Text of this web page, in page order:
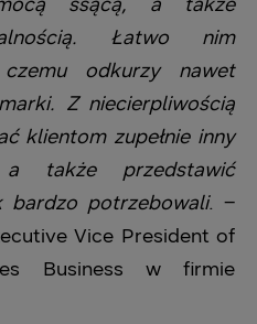
Łatwo nim
odkurzy nawet
Z niecierpliwością
klientom zupełnie inny
także przedstawić
bardzo potrzebowali. –
Vice President of
Business w firmie